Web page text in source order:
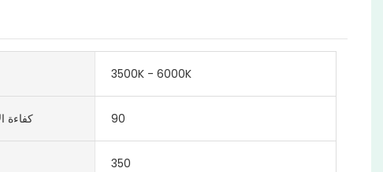
3500K - 6000K
كفاءة 90
350